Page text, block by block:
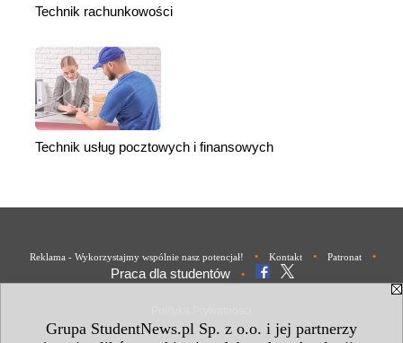
Grupa StudentNews.pl Sp. z o.o. i jej partnerzy
Technik rachunkowości
Technik usług pocztowych i finansowych
Reklama - Wykorzystajmy wspólnie nasz potencjał! • Kontakt • Patronat •
Praca dla studentów •